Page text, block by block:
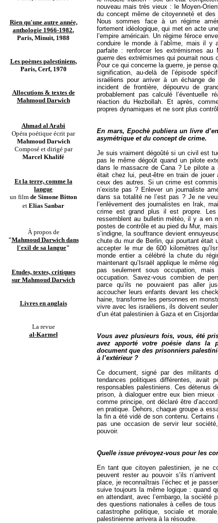
Rien qu'une autre année,
anthologie 1966-1982,
Paris, Minuit, 1988
Les poèmes palestiniens,
Paris, Cerf, 1970
Allocutions & textes de
Mahmoud Darwich
Ahmad al Arabi
Opéra poétique écrit par
Mahmoud Darwich
Composé et dirigé par
Marcel Khalifé
Et la terre, comme la
langue
un film de Simone Bitton
et Elias Sanbar
À propos de
"Mahmoud Darwich dans
l'exil de sa langue"
Etudes, textes, critiques
sur Mahmoud Darwich
Livres en anglais
La revue
al-Karmel
nouveau mais très vieux : le Moyen-
du concept même de citoyenneté et des
Nous sommes face à un régime
fortement idéologique, qui met en acte
l’empire américain. Un régime féroce
conduire le monde à l’abîme, mais il y
parfaite : renforcer les extrémismes au
guerre des extrémismes qui pourrait
Pour ce qui concerne la guerre, je pense
signification, au-delà de l’épisode
israéliens pour arriver à un échange
incident de frontière, dépourvu de
probablement pas calculé l’éventuelle
réaction du Hezbollah. Et après,
propres dynamiques et ne sont plus
En mars, Epochè publiera un livre
asymétrique et du concept de crime.
Je suis vraiment dégoûté si un civil est
pas le même dégoût quand un pilote
dans le massacre de Cana ? Le pilote
était chez lui, peut-être en train de
ceux des autres. Si un crime est
n’existe pas ? Enlever un journaliste
dans sa totalité ne l’est pas ? Je ne
l’enlèvement des journalistes en Irak,
crime est grand plus il est propre.
ressemblent au bulletin météo, il y a en
postes de contrôle et au pied du Mur,
s’indigne, la souffrance devient
chute du mur de Berlin, qui pourtant était
accepter le mur de 600 kilomètres
monde entier a célébré la chute du
maintenant qu’Israël applique le même
pas seulement sous occupation,
occupation. Savez-vous combien de
parce qu’ils ne pouvaient pas aller
accoucher leurs enfants devant les
haine, transforme les personnes en
vivre avec les israéliens, ils doivent
d’un état palestinien à Gaza et en
Vous avez plusieurs fois, vous, été
avez apporté votre poésie dans la
document que des prisonniers
à l’extérieur ?
Ce document, signé par des militants
tendances politiques différentes, avait
responsables palestiniens. Ces détenus
prison, à dialoguer entre eux bien
comme principe, ont déclaré être
en pratique. Dehors, chaque groupe a
la fin a été vidé de son contenu. Certains
pas une occasion de servir leur
pouvoir.
Quelle issue prévoyez-vous pour les
En tant que citoyen palestinien, je ne
peuvent rester au pouvoir s’ils
place, je reconnaîtrais l’échec et je
suive toujours la même logique : quand
en attendant, avec l’embargo, la société
des questions nationales à celles de
catastrophe politique, sociale et
palestinienne arrivera à la résoudre.